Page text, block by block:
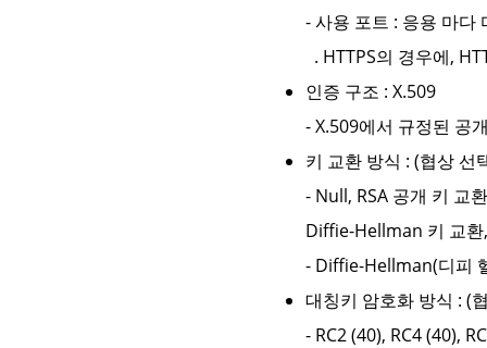
- 사용 포트 : 응용 마다
. HTTPS의 경우에,
인증 구조 : X.509
- X.509에서 규정된 공
키 교환 방식 : (협상 선
- Null, RSA 공개 키
Diffie-Hellman 키 교
- Diffie-Hellman(디피
대칭키 암호화 방식 : (
- RC2 (40), RC4 (40),